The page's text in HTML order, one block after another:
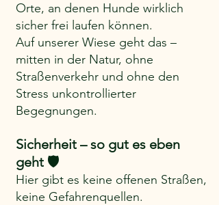
Orte, an denen Hunde wirklich
sicher frei laufen können.
Auf unserer Wiese geht das –
mitten in der Natur, ohne
Straßenverkehr und ohne den
Stress unkontrollierter
Begegnungen.
Sicherheit – so gut es eben
geht 🛡
Hier gibt es keine offenen Straßen,
keine Gefahrenquellen.